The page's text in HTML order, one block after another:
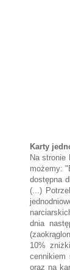
Karty
Na stronie
możemy:
dostępna
(...)
dnia
10%
cennikiem
oraz na